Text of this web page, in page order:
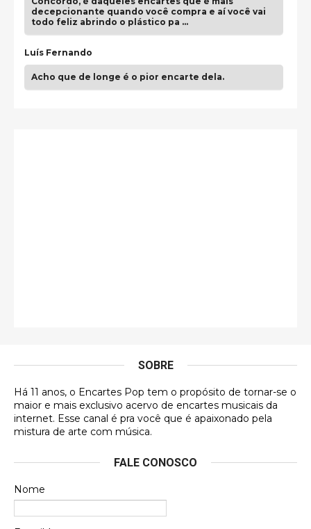
decepcionante quando você compra e aí você vai
todo feliz abrindo o plástico pa …
Luís Fernando
Acho que de longe é o pior encarte dela.
DVD MIDINHO
Francierton
futuras aquisições, e olhando o encarte aqui, me
Francierton
SOBRE
Há 11 anos, o Encartes Pop tem o propósito de tornar-se o
maior e mais exclusivo acervo de encartes musicais da
internet. Esse canal é pra você que é apaixonado pela
mistura de arte com música.
FALE CONOSCO
Nome